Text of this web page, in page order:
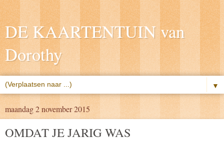
DE KAARTENTUIN van
Dorothy
▼
maandag 2 november 2015
OMDAT JE JARIG WAS